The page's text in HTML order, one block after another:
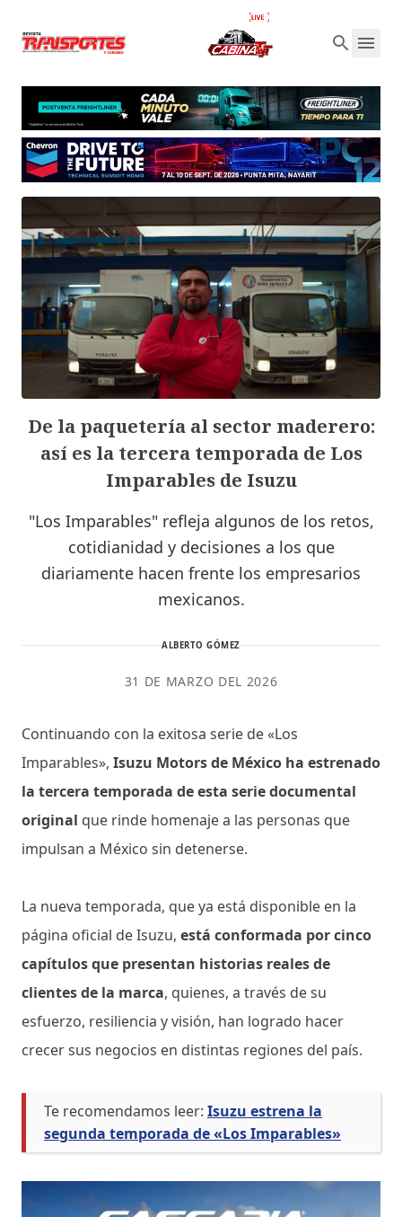
De la paquetería al sector maderero:
así es la tercera temporada de Los
Imparables de Isuzu
"Los Imparables" refleja algunos de los retos,
cotidianidad y decisiones a los que
diariamente hacen frente los empresarios
mexicanos.
ALBERTO GÓMEZ
31 DE MARZO DEL 2026
Continuando con la exitosa serie de «Los
Imparables», Isuzu Motors de México ha estrenado
la tercera temporada de esta serie documental
original que rinde homenaje a las personas que
impulsan a México sin detenerse.
La nueva temporada, que ya está disponible en la
página oficial de Isuzu, está conformada por cinco
capítulos que presentan historias reales de
clientes de la marca, quienes, a través de su
esfuerzo, resiliencia y visión, han logrado hacer
crecer sus negocios en distintas regiones del país.
Te recomendamos leer: Isuzu estrena la
segunda temporada de «Los Imparables»